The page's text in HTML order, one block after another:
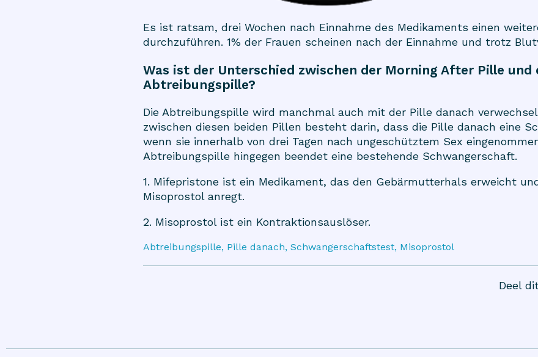
Es ist ratsam, drei Wochen nach Einnahme des Medikaments einen
durchzuführen. 1% der Frauen scheinen nach der Einnahme und trotz
Was ist der Unterschied zwischen der Morning After Pille und
Abtreibungspille?
Die Abtreibungspille wird manchmal auch mit der Pille danach
zwischen diesen beiden Pillen besteht darin, dass die Pille danach eine
wenn sie innerhalb von drei Tagen nach ungeschütztem Sex
Abtreibungspille hingegen beendet eine bestehende Schwangerschaft.
1. Mifepristone ist ein Medikament, das den Gebärmutterhals erweicht
Misoprostol anregt.
2. Misoprostol ist ein Kontraktionsauslöser.
Abtreibungspille, Pille danach, Schwangerschaftstest, Misoprostol
Deel